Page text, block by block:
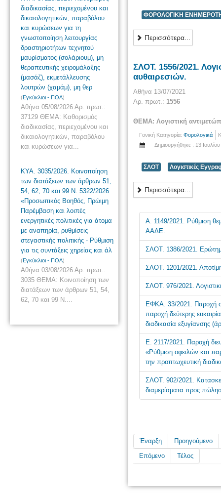
διαδικασίας, περιεχομένου και
δικαιολογητικών, παραβόλου
και κυρώσεων για τη
γνωστοποίηση λειτουργίας
δραστηριοτήτων τεχνητού
μαυρίσματος (σολάριουμ), μη
θεραπευτικής χειρομάλαξης
(μασάζ), εκμετάλλευσης
λουτρών (χαμάμ), μη θερ
(Εγκύκλιοι - ΠΟΛ)
Αθήνα 05/08/2026 Αρ. πρωτ.:
37129 ΘΕΜΑ: Καθορισμός
διαδικασίας, περιεχομένου και
δικαιολογητικών, παραβόλου
και κυρώσεων για...
ΚΥΑ. 3035/2026. Κοινοποίηση
των διατάξεων των άρθρων 51,
54, 62, 70 και 99 Ν. 5322/2026
«Προσωπικός Βοηθός, Πρώιμη
Παρέμβαση και λοιπές
ενεργητικές πολιτικές για άτομα
με αναπηρία, ρυθμίσεις
στεγαστικής πολιτικής - Ρύθμιση
για τις συντάξεις χηρείας και άλ
(Εγκύκλιοι - ΠΟΛ)
Αθήνα 03/08/2026 Αρ. πρωτ.:
3035 ΘΕΜΑ: Κοινοποίηση των
διατάξεων των άρθρων 51, 54,
62, 70 και 99 Ν....
ΦΟΡΟΛΟΓΙΚΗ
Περισσότερα...
ΣΛΟΤ. 1556/2021.
αυθαιρεσιών.
Αθήνα 13/07/2021
Αρ. πρωτ.: 1556
ΘΕΜΑ: Λογιστική
Γονική Κατηγορία: Φορολογικά
Δημιουργήθηκε : 13
ΣΛΟΤ Λογιστικές
Περισσότερα...
Α. 1149/2021. Ρύθμιση
ΑΑΔΕ.
ΣΛΟΤ. 1386/2021. Ερώτημα
ΣΛΟΤ. 1201/2021.
ΣΛΟΤ. 976/2021.
ΕΦΚΑ. 33/2021. Παροχή
παροχή δεύτερης
διαδικασία εξυγίανσης
Ε. 2117/2021. Παροχή
«Ρύθμιση οφειλών και
την προπτωχευτική
ΣΛΟΤ. 902/2021.
διαμερίσματα προς
Έναρξη
Προηγούμενο
Επόμενο
Τέλος